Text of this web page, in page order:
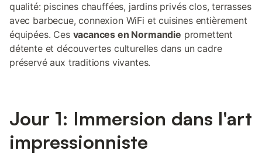
qualité: piscines chauffées, jardins privés clos, terrasses
avec barbecue, connexion WiFi et cuisines entièrement
équipées. Ces vacances en Normandie promettent
détente et découvertes culturelles dans un cadre
préservé aux traditions vivantes.
Jour 1: Immersion dans l'art
impressionniste